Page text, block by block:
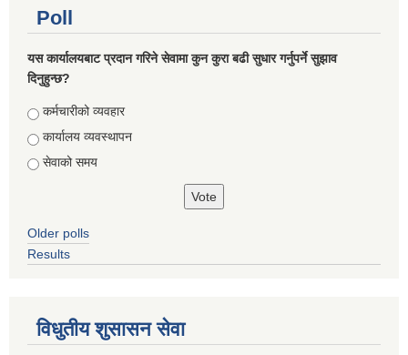
Poll
यस कार्यालयबाट प्रदान गरिने सेवामा कुन कुरा बढी सुधार गर्नुपर्ने सुझाव
दिनुहुन्छ?
Choices
कर्मचारीको व्यवहार
कार्यालय व्यवस्थापन
सेवाको समय
Older polls
Results
विधुतीय शुसासन सेवा